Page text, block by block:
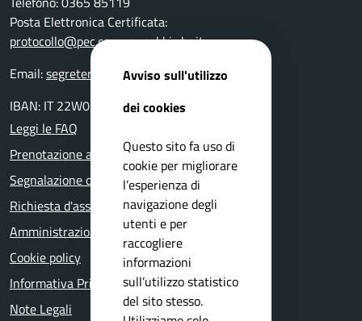
Posta Elettronica Certificata:
protocollo@pec.comune.sabbio.bs.it
Email:segreteria@comune.sabbio.bs.it
IBAN: IT 22W0359901800000000131522
Leggi le FAQ
Prenotazione appuntamento
Segnalazione disservizio
Richiesta d'assistenza
Amministrazione trasparente
Cookie policy
Informativa Privacy
Note Legali
Avviso sull'utilizzo
dei cookies
Questo sito fa uso di
cookie per migliorare
l’esperienza di
navigazione degli
utenti e per
raccogliere
informazioni
sull’utilizzo statistico
del sito stesso.